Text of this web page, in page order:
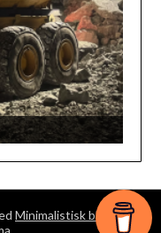
Minimalistisk blogg